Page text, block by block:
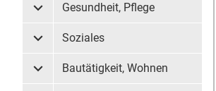
Untermenü Gesundheit, Pflege
Gesundheit, Pflege
Untermenü Soziales
Soziales
Untermenü Bautätigkeit, Wohnen
Bautätigkeit, Wohnen